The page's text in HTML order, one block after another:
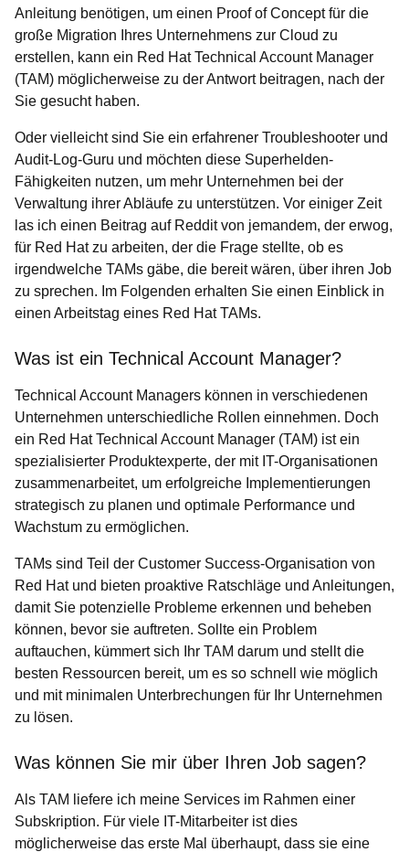
Anleitung benötigen, um einen Proof of Concept für die
große Migration Ihres Unternehmens zur Cloud zu
erstellen, kann ein Red Hat Technical Account Manager
(TAM) möglicherweise zu der Antwort beitragen, nach der
Sie gesucht haben.
Oder vielleicht sind Sie ein erfahrener Troubleshooter und
Audit-Log-Guru und möchten diese Superhelden-
Fähigkeiten nutzen, um mehr Unternehmen bei der
Verwaltung ihrer Abläufe zu unterstützen. Vor einiger Zeit
las ich einen Beitrag auf Reddit von jemandem, der erwog,
für Red Hat zu arbeiten, der die Frage stellte, ob es
irgendwelche TAMs gäbe, die bereit wären, über ihren Job
zu sprechen. Im Folgenden erhalten Sie einen Einblick in
einen Arbeitstag eines Red Hat TAMs.
Was ist ein Technical Account Manager?
Technical Account Managers können in verschiedenen
Unternehmen unterschiedliche Rollen einnehmen. Doch
ein Red Hat Technical Account Manager (TAM) ist ein
spezialisierter Produktexperte, der mit IT-Organisationen
zusammenarbeitet, um erfolgreiche Implementierungen
strategisch zu planen und optimale Performance und
Wachstum zu ermöglichen.
TAMs sind Teil der Customer Success-Organisation von
Red Hat und bieten proaktive Ratschläge und Anleitungen,
damit Sie potenzielle Probleme erkennen und beheben
können, bevor sie auftreten. Sollte ein Problem
auftauchen, kümmert sich Ihr TAM darum und stellt die
besten Ressourcen bereit, um es so schnell wie möglich
und mit minimalen Unterbrechungen für Ihr Unternehmen
zu lösen.
Was können Sie mir über Ihren Job sagen?
Als TAM liefere ich meine Services im Rahmen einer
Subskription. Für viele IT-Mitarbeiter ist dies
möglicherweise das erste Mal überhaupt, dass sie eine